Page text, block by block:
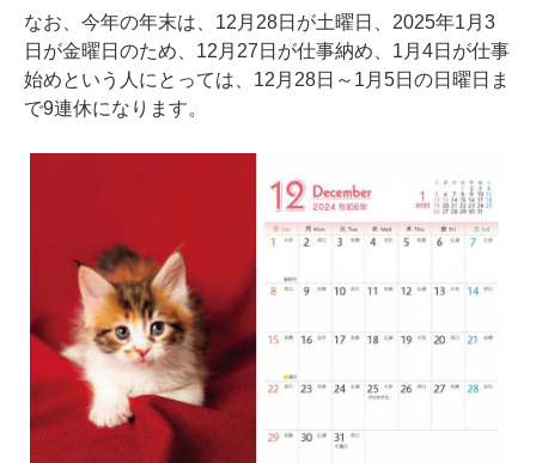
なお、今年の年末は、12月28日が土曜日、2025年1月3
日が金曜日のため、12月27日が仕事納め、1月4日が仕事
始めという人にとっては、12月28日～1月5日の日曜日ま
で9連休になります。